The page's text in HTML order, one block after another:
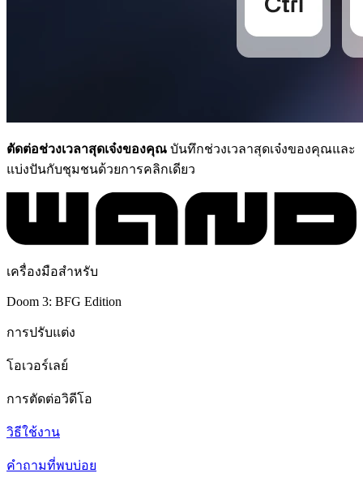
ตัดต่อช่วงเวลาสุดเจ๋งของคุณ บันทึกช่วงเวลาสุดเจ๋งของคุณและ
แบ่งปันกับชุมชนด้วยการคลิกเดียว
เครื่องมือสำหรับ
Doom 3: BFG Edition
การปรับแต่ง
โอเวอร์เลย์
การตัดต่อวิดีโอ
วิธีใช้งาน
คำถามที่พบบ่อย